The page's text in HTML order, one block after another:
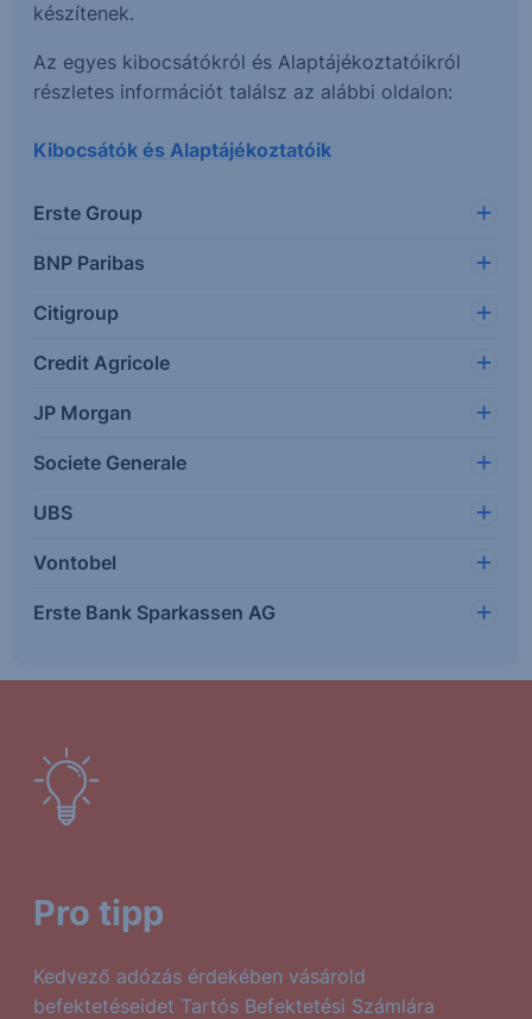
készítenek.
Az egyes kibocsátókról és Alaptájékoztatóikról
részletes információt találsz az alábbi oldalon:
Kibocsátók és Alaptájékoztatóik
Erste Group
BNP Paribas
Citigroup
Credit Agricole
JP Morgan
Societe Generale
UBS
Vontobel
Erste Bank Sparkassen AG
Pro tipp
Kedvező adózás érdekében vásárold
befektetéseidet Tartós Befektetési Számlára